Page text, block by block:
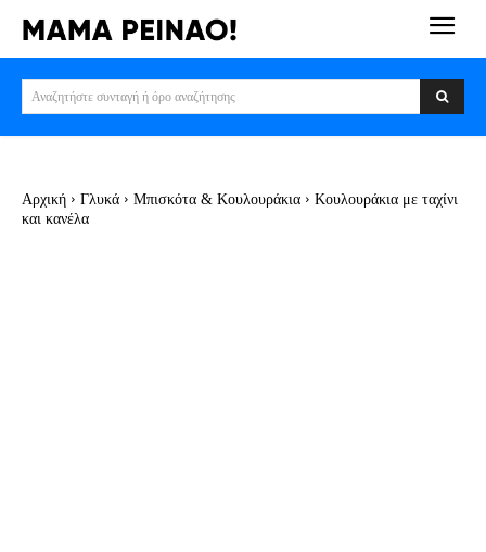
Αναζητήστε συνταγή ή όρο αναζήτησης
Αρχική Γλυκά Μπισκότα & Κουλουράκια
Κουλουράκια με ταχίνι
και κανέλα